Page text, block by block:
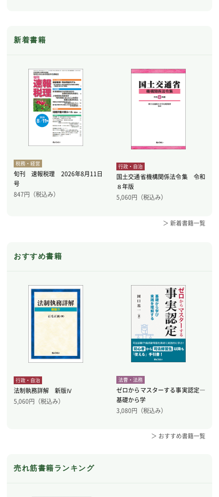
新着書籍
税務・経営
旬刊 速報税理 2026年8月11日
号
847円（税込み）
行政・自治
国土交通省機構関係法令集 令和
８年版
5,060円（税込み）
＞ 新着書籍一覧
おすすめ書籍
行政・自治
法制執務詳解 新版Ⅳ
5,060円（税込み）
法曹・法務
ゼロからマスターする事実認定―
基礎から学
3,080円（税込み）
＞ おすすめ書籍一覧
売れ筋書籍ランキング